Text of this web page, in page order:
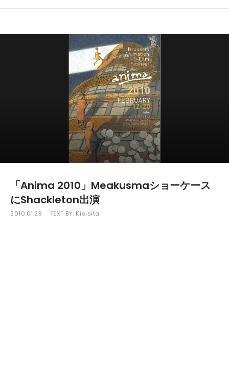
「Anima 2010」Meakusmaショーケース
にShackleton出演
2010.01.29 TEXT BY: Kisisita